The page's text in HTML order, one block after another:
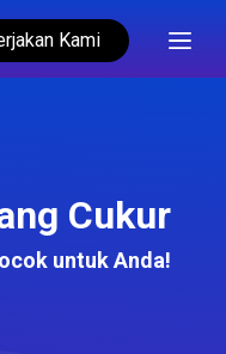
Kami
Cukur
untuk Anda!